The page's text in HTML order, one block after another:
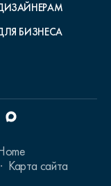
БИЗНЕСА
Карта сайта